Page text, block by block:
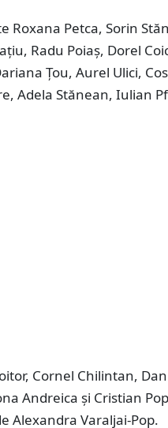
Roxana Petca, Sorin
Radu Poiaș, Dorel
Țou, Aurel Ulici,
Adela Stănean, Iulian
Cornel Chilintan,
Andreica și Cristian
Alexandra Varaljai-Pop.